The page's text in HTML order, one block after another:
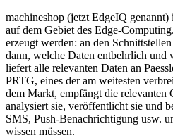
machineshop (jetzt EdgeIQ
auf dem Gebiet des Edge-
erzeugt werden: an den
dann, welche Daten entbehrlich und
liefert alle relevanten Daten an
PRTG, eines der am weitesten
dem Markt, empfängt die relevanten
analysiert sie, veröffentlicht sie und
SMS, Push-Benachrichtigung usw.
wissen müssen.